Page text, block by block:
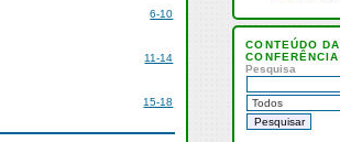
CONTEÚDO DA
CONFERÊNCIA
Pesquisa
6-10
11-14
15-18